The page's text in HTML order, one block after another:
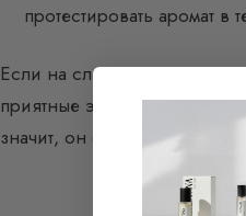
протестировать аромат в
Если на следующее утро
приятные эмоции и
значит, он создан для Вас